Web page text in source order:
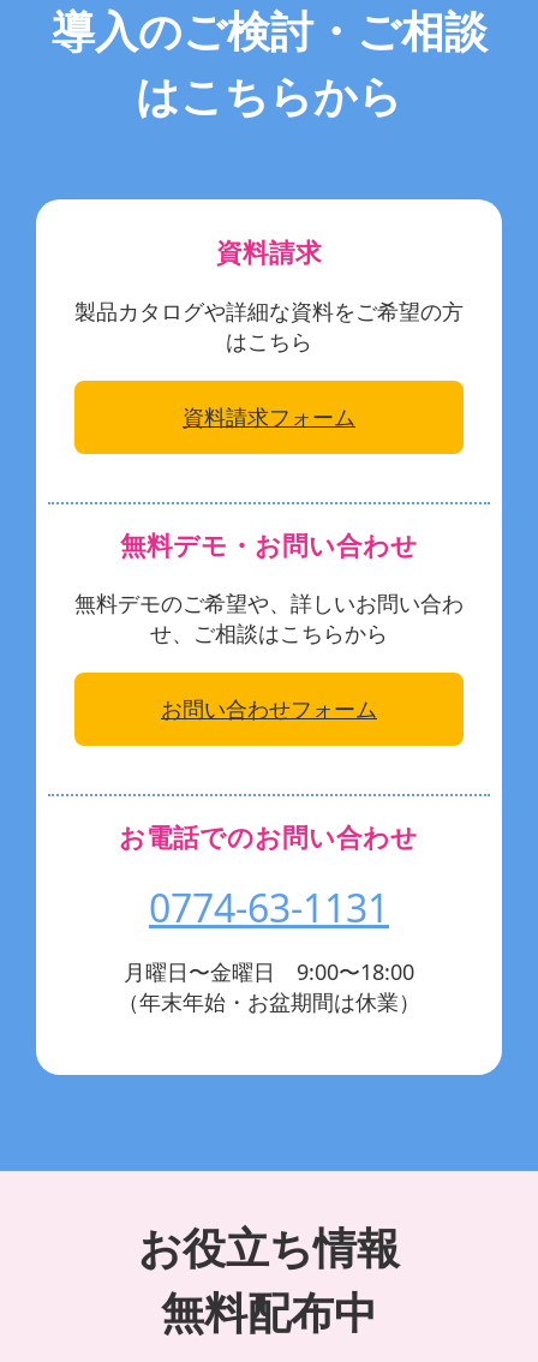
導入のご検討・ご相談
はこちらから
資料請求
製品カタログや詳細な資料をご希望の方
はこちら
資料請求フォーム
無料デモ・お問い合わせ
無料デモのご希望や、詳しいお問い合わ
せ、ご相談はこちらから
お問い合わせフォーム
お電話でのお問い合わせ
0774-63-1131
月曜日〜金曜日 9:00〜18:00
（年末年始・お盆期間は休業）
お役立ち情報
無料配布中